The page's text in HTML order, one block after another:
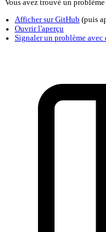
Vous avez trouvé un